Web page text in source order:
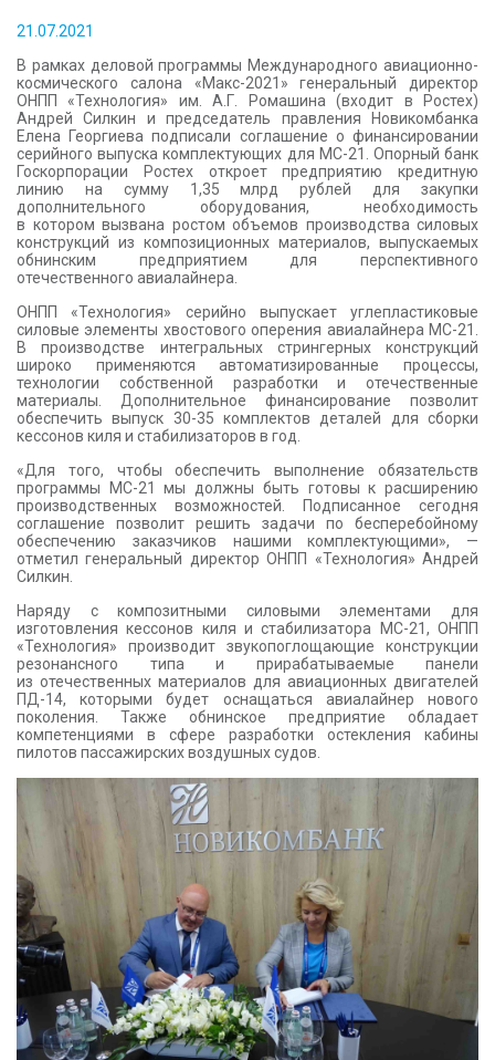
КОНТАКТЫ
21.07.2021
В рамках деловой программы Международного авиационно-
космического салона «Макс-2021» генеральный директор
ОНПП «Технология» им. А.Г. Ромашина (входит в Ростех)
Андрей Силкин и председатель правления Новикомбанка
Елена Георгиева подписали соглашение о финансировании
серийного выпуска комплектующих для МС-21. Опорный банк
Госкорпорации Ростех откроет предприятию кредитную
линию на сумму 1,35 млрд рублей для закупки
дополнительного оборудования, необходимость
в котором вызвана ростом объемов производства силовых
конструкций из композиционных материалов, выпускаемых
обнинским предприятием для перспективного
отечественного авиалайнера.
ОНПП «Технология» серийно выпускает углепластиковые
силовые элементы хвостового оперения авиалайнера МС-21.
В производстве интегральных стрингерных конструкций
широко применяются автоматизированные процессы,
технологии собственной разработки и отечественные
материалы. Дополнительное финансирование позволит
обеспечить выпуск 30-35 комплектов деталей для сборки
кессонов киля и стабилизаторов в год.
«Для того, чтобы обеспечить выполнение обязательств
программы МС-21 мы должны быть готовы к расширению
производственных возможностей. Подписанное сегодня
соглашение позволит решить задачи по бесперебойному
обеспечению заказчиков нашими комплектующими», —
отметил генеральный директор ОНПП «Технология» Андрей
Силкин.
Наряду с композитными силовыми элементами для
изготовления кессонов киля и стабилизатора МС-21, ОНПП
«Технология» производит звукопоглощающие конструкции
резонансного типа и прирабатываемые панели
из отечественных материалов для авиационных двигателей
ПД-14, которыми будет оснащаться авиалайнер нового
поколения. Также обнинское предприятие обладает
компетенциями в сфере разработки остекления кабины
пилотов пассажирских воздушных судов.